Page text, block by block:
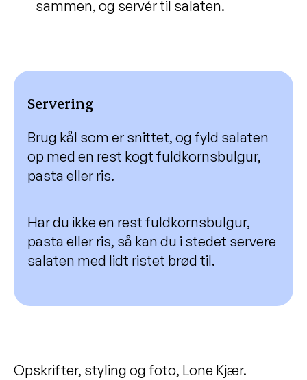
marcipan
Grønkålssalat à la creme med
Karrysild med æg, æble og karse
Jordbærshake med melon
Müslibar
Chiagrød
Fyldig frokostbowl
Picnic Bowl
sammen, og servér til salaten.
Servering
Brug kål som er snittet, og fyld salaten
op med en rest kogt fuldkornsbulgur,
pasta eller ris.
Har du ikke en rest fuldkornsbulgur,
pasta eller ris, så kan du i stedet servere
salaten med lidt ristet brød til.
Opskrifter, styling og foto, Lone Kjær.